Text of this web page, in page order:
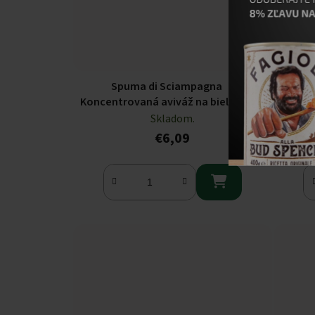
Spuma di Sciampagna
Koncentrovaná aviváž na bielizeň,
ekologická náplň 60 PD, 1200ml
Skladom.
€6,09

Mon